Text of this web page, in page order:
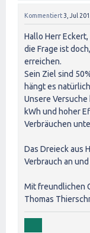
Kommentiert 3, Jul
Hallo Herr Eckert,
die Frage ist
erreichen.
Sein Ziel sind
hängt es
Unsere
kWh und hoher
Verbräuchen
Das Dreieck aus
Verbrauch an
Mit freundlichen
Thomas